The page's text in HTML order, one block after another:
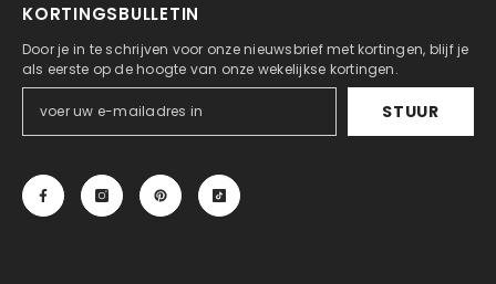
KORTINGSBULLETIN
Door je in te schrijven voor onze nieuwsbrief met kortingen, blijf je
als eerste op de hoogte van onze wekelijkse kortingen.
STUUR